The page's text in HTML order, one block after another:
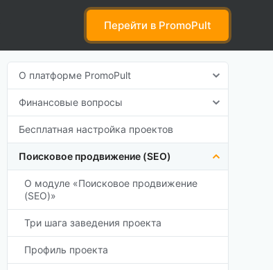
Перейти в PromoPult
О платформе PromoPult
Финансовые вопросы
Бесплатная настройка проектов
Поисковое продвижение (SEO)
О модуле «Поисковое продвижение
(SEO)»
Три шага заведения проекта
Профиль проекта